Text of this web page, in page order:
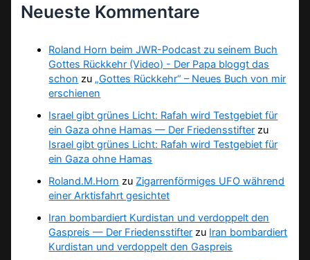
Neueste Kommentare
Roland Horn beim JWR-Podcast zu seinem Buch
Gottes Rückkehr (Video) - Der Papa bloggt das
schon zu „Gottes Rückkehr“ – Neues Buch von mir
erschienen
Israel gibt grünes Licht: Rafah wird Testgebiet für
ein Gaza ohne Hamas — Der Friedensstifter zu
Israel gibt grünes Licht: Rafah wird Testgebiet für
ein Gaza ohne Hamas
Roland.M.Horn zu Zigarrenförmiges UFO während
einer Arktisfahrt gesichtet
Iran bombardiert Kurdistan und verdoppelt den
Gaspreis — Der Friedensstifter zu Iran bombardiert
Kurdistan und verdoppelt den Gaspreis